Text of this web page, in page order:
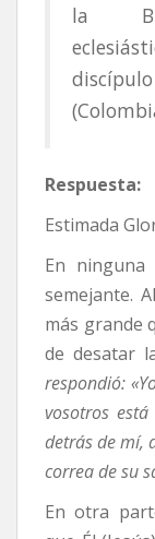
la
Respuesta:
Estimada
En
semejante.
más grande
de desatar
respondió:
vosotros
detrás de mí,
correa de su
En otra